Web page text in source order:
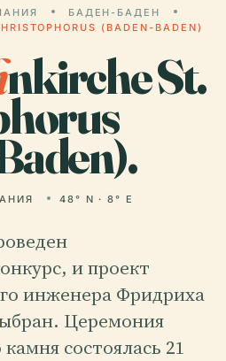
БАДЕН-БАДЕН
(BADEN-BADEN)
nkirche St.
48° N · 8° E
и проект
инженера Фридриха
Церемония
состоялась 21